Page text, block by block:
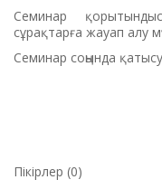
Семинар
сұрақтарға жауап алу
Семинар соңында
Пікірлер (0)